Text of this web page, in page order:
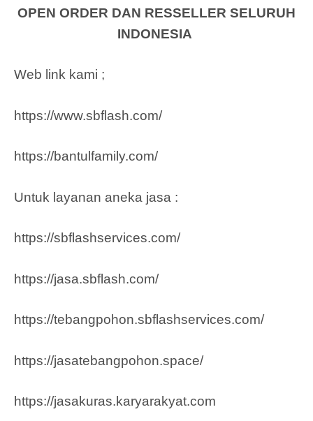
OPEN ORDER DAN RESSELLER SELURUH
INDONESIA
Web link kami ;
https://www.sbflash.com/
https://bantulfamily.com/
Untuk layanan aneka jasa :
https://sbflashservices.com/
https://jasa.sbflash.com/
https://tebangpohon.sbflashservices.com/
https://jasatebangpohon.space/
https://jasakuras.karyarakyat.com